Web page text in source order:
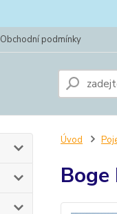
Obchodní podmínky
Úvod